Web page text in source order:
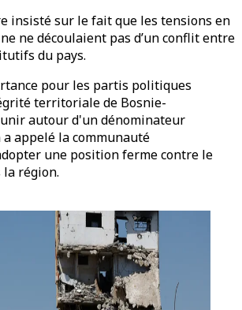
insisté sur le fait que les tensions en
ne découlaient pas d’un conflit entre
du pays.
pour les partis politiques
territoriale de Bosnie-
autour d'un dénominateur
a appelé la communauté
une position ferme contre le
région.